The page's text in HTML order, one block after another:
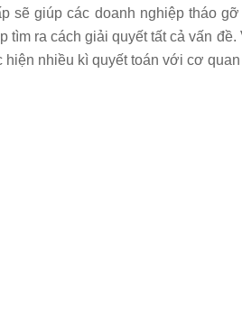
sẽ giúp các doanh nghiệp tháo
ra cách giải quyết tất cả vấn đề.
nhiều kì quyết toán với cơ quan